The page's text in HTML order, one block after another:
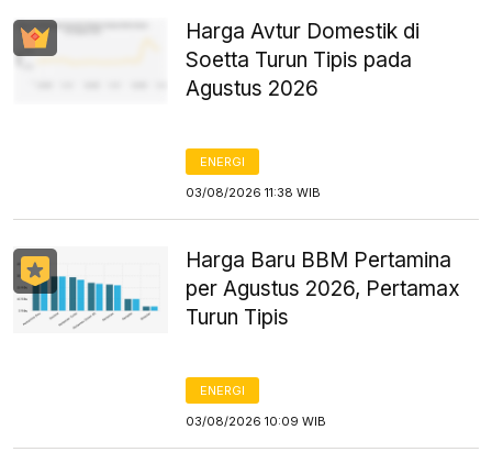
Harga Avtur Domestik di
Soetta Turun Tipis pada
Agustus 2026
ENERGI
03/08/2026 11:38 WIB
Harga Baru BBM Pertamina
per Agustus 2026, Pertamax
Turun Tipis
ENERGI
03/08/2026 10:09 WIB